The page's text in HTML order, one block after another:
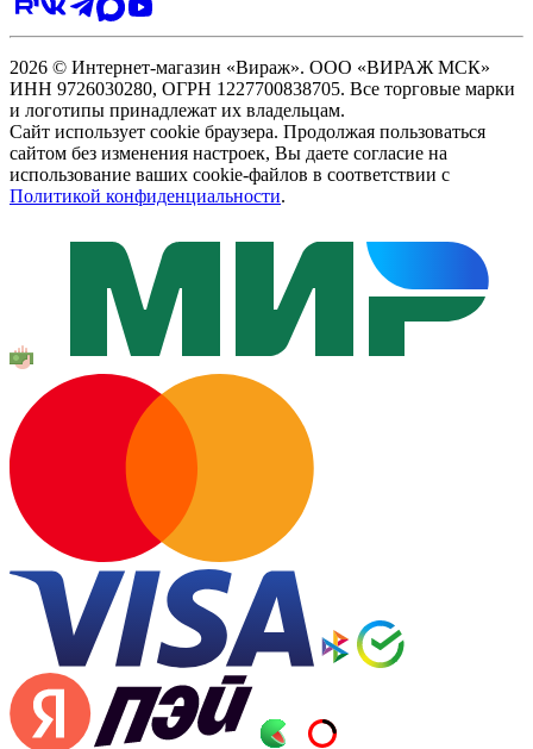
2026 © Интернет-магазин «Вираж». ООО «ВИРАЖ МСК»
ИНН 9726030280, ОГРН 1227700838705. Все торговые марки
и логотипы принадлежат их владельцам.
Сайт использует cookie браузера. Продолжая пользоваться
сайтом без изменения настроек, Вы даете согласие на
использование ваших cookie-файлов в соответствии с
Политикой конфиденциальности.